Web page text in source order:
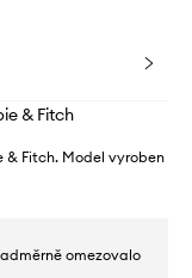
& Fitch
Fitch. Model vyroben
omezovalo